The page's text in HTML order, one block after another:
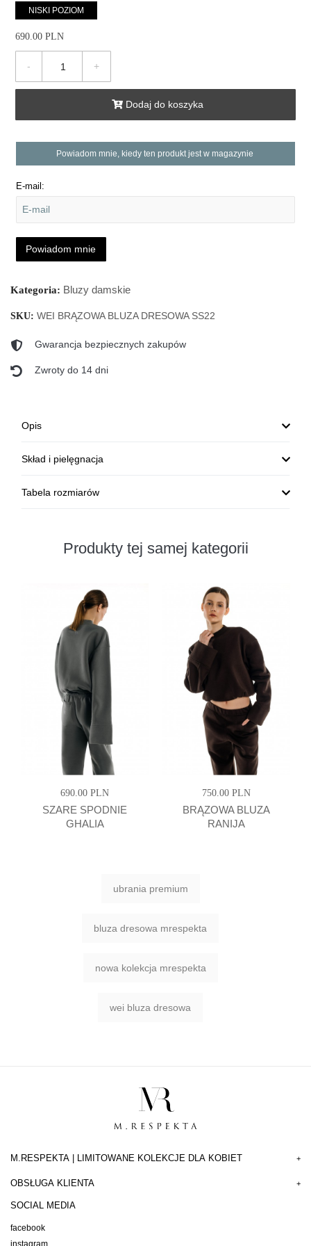
NISKI POZIOM
690.00 PLN
- +
Dodaj do koszyka
Powiadom mnie, kiedy ten produkt jest w magazynie
E-mail:
Powiadom mnie
Kategoria: Bluzy damskie
SKU: WEI BRĄZOWA BLUZA DRESOWA SS22
Gwarancja bezpiecznych zakupów
Zwroty do 14 dni
Opis
Skład i pielęgnacja
Tabela rozmiarów
Produkty tej samej kategorii
690.00 PLN
SZARE SPODNIE
GHALIA
750.00 PLN
BRĄZOWA BLUZA
RANIJA
ubrania premium
bluza dresowa mrespekta
nowa kolekcja mrespekta
wei bluza dresowa
M.RESPEKTA | LIMITOWANE KOLEKCJE DLA KOBIET +
OBSŁUGA KLIENTA +
SOCIAL MEDIA
facebook
instagram